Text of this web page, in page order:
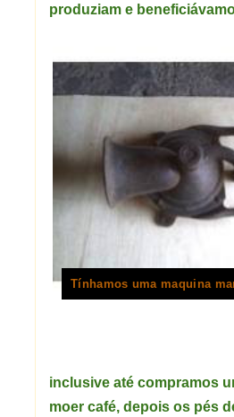
produziam e
Tínhamos uma maquina
inclusive até compramos
moer café, depois os pés